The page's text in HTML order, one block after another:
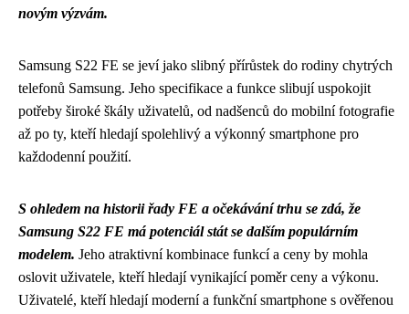
novým výzvám.
Samsung S22 FE se jeví jako slibný přírůstek do rodiny chytrých
telefonů Samsung. Jeho specifikace a funkce slibují uspokojit
potřeby široké škály uživatelů, od nadšenců do mobilní fotografie
až po ty, kteří hledají spolehlivý a výkonný smartphone pro
každodenní použití.
S ohledem na historii řady FE a očekávání trhu se zdá, že
Samsung S22 FE má potenciál stát se dalším populárním
modelem. Jeho atraktivní kombinace funkcí a ceny by mohla
oslovit uživatele, kteří hledají vynikající poměr ceny a výkonu.
Uživatelé, kteří hledají moderní a funkční smartphone s ověřenou